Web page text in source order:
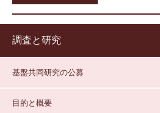
調査と研究
基盤共同研究の公募
目的と概要